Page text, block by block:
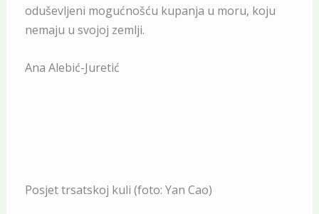
oduševljeni mogućnošću kupanja u moru, koju
nemaju u svojoj zemlji.
Ana Alebić-Juretić
Posjet trsatskoj kuli (foto: Yan Cao)